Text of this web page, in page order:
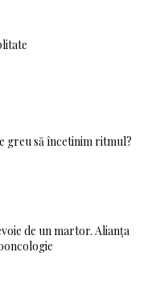
greu să încetinim ritmul?
de un martor. Alianţa